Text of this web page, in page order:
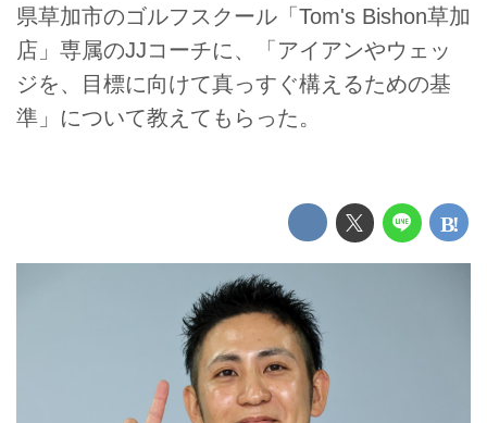
県草加市のゴルフスクール「Tom's Bishon草加
店」専属のJJコーチに、「アイアンやウェッ
ジを、目標に向けて真っすぐ構えるための基
準」について教えてもらった。